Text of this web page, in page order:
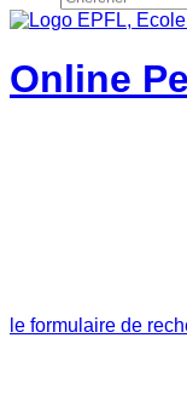
Online
le formulaire de